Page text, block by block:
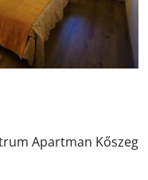
Apartman Kőszeg